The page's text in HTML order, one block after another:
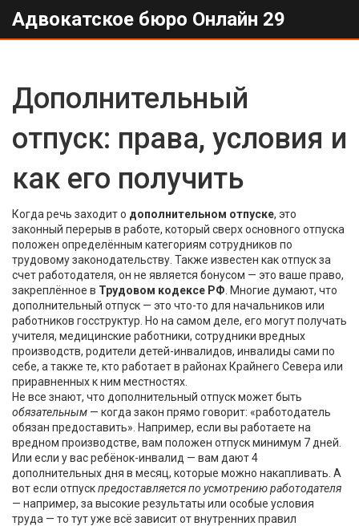
Адвокатское бюро Онлайн 29
Дополнительный
отпуск: права, условия и
как его получить
Когда речь заходит о дополнительном отпуске, это
законный перерыв в работе, который сверх основного отпуска
положен определённым категориям сотрудников по
трудовому законодательству . Также известен какотпуск за
счет работодателя, он не является бонусом — это ваше право,
закреплённое в Трудовом кодексе РФ Многие думают, что
дополнительный отпуск — это что-то для начальников или
работников госструктур. Но на самом деле, его могут получать
учителя, медицинские работники, сотрудники вредных
производств, родители детей-инвалидов, инвалиды сами по
себе, а также те, кто работает в районах Крайнего Севера или
приравненных к ним местностях.
Не все знают, что дополнительный отпуск может быть
обязательным — когда закон прямо говорит: «работодатель
обязан предоставить». Например, если вы работаете на
вредном производстве, вам положен отпуск минимум 7 дней.
Или если у вас ребёнок-инвалид — вам дают 4
дополнительных дня в месяц, которые можно накапливать. А
вот если отпускпредоставляется по усмотрению работодателя
— например, за высокие результаты или особые условия
труда — то тут уже всё зависит от внутренних правил